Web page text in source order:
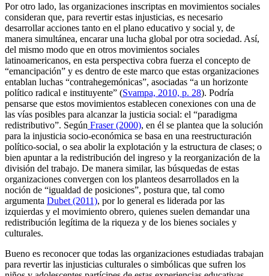
Por otro lado, las organizaciones inscriptas en movimientos sociales
consideran que, para revertir estas injusticias, es necesario
desarrollar acciones tanto en el plano educativo y social y, de
manera simultánea, encarar una lucha global por otra sociedad. Así,
del mismo modo que en otros movimientos sociales
latinoamericanos, en esta perspectiva cobra fuerza el concepto de
“emancipación” y es dentro de este marco que estas organizaciones
entablan luchas “contrahegemónicas”, asociadas “a un horizonte
político radical e instituyente” (Svampa, 2010, p. 28). Podría
pensarse que estos movimientos establecen conexiones con una de
las vías posibles para alcanzar la justicia social: el “paradigma
redistributivo”. Según Fraser (2000), en él se plantea que la solución
para la injusticia socio-económica se basa en una reestructuración
político-social, o sea abolir la explotación y la estructura de clases; o
bien apuntar a la redistribución del ingreso y la reorganización de la
división del trabajo. De manera similar, las búsquedas de estas
organizaciones convergen con los planteos desarrollados en la
noción de “igualdad de posiciones”, postura que, tal como
argumenta Dubet (2011), por lo general es liderada por las
izquierdas y el movimiento obrero, quienes suelen demandar una
redistribución legítima de la riqueza y de los bienes sociales y
culturales.
Bueno es reconocer que todas las organizaciones estudiadas trabajan
para revertir las injusticias culturales o simbólicas que sufren los